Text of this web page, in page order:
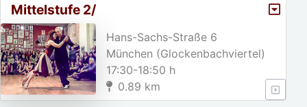
Mittelstufe 2/
Hans-Sachs-Straße 6
München (Glockenbachviertel)
17:30-18:50 h
0.89 km